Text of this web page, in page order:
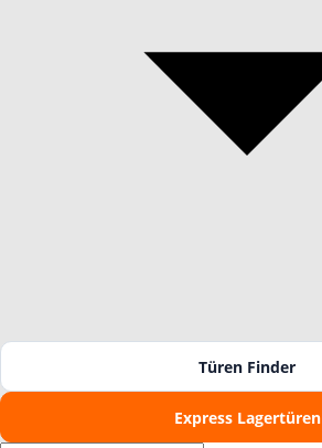
Türen Finder
Express Lagertüren